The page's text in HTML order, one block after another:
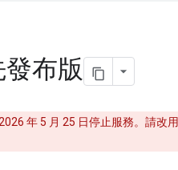
布版
年 5 月 25 日停止服務。請改用